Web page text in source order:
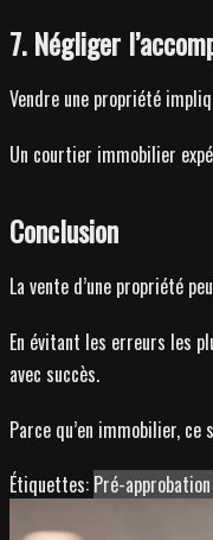
7. Négliger
Vendre une propriété
Un courtier immobilier
Conclusion
La vente d’une propriété
En évitant les erreurs les
avec succès.
Parce qu’en immobilier,
Étiquettes: Pré-approbation